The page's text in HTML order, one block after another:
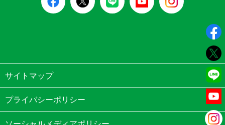
サイトマップ
プライバシーポリシー